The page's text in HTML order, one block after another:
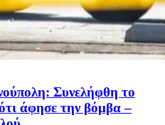
Συνελήφθη το
άφησε την βόμβα –